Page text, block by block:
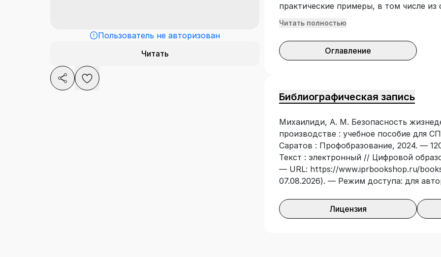
Пользователь не авторизован
Читать
практические примеры, в том числе из
производства. Подготовлено в
образования. Учебное пособие
и специальностей, учебными планами
Читать полностью
Оглавление
Библиографическая запись
Михаилиди, А. М. Безопасность
производстве : учебное пособие для
Саратов : Профобразование, 2024. —
Текст : электронный // Цифровой
— URL: https://www.iprbookshop.ru/
07.08.2026). — Режим доступа: для
Лицензия